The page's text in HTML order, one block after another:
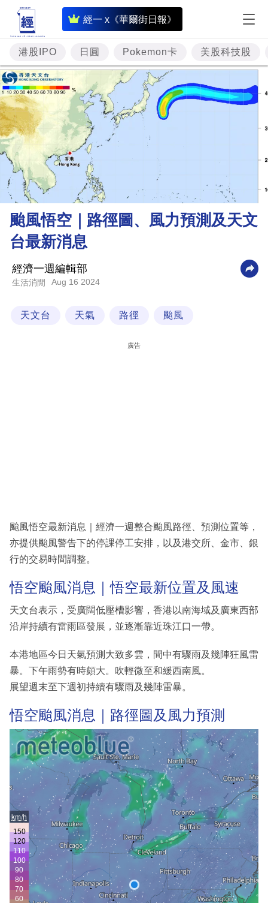
經一 x《華爾街日報》
即
時
財
經
專
題
投
資
樓
理
商
業
科
區
港股IPO 日圓 Pokemon卡 美股科技股
颱風悟空｜路徑圖、風力預測及天文
台最新消息
經濟一週編輯部
生活消閒 Aug 16 2024
天文台 天氣 路徑 颱風
廣告
颱風悟空最新消息｜經濟一週整合颱風路徑、預測位置等，
亦提供颱風警告下的停課停工安排，以及港交所、金市、銀
行的交易時間調整。
悟空颱風消息｜悟空最新位置及風速
天文台表示，受廣闊低壓槽影響，香港以南海域及廣東西部
沿岸持續有雷雨區發展，並逐漸靠近珠江口一帶。
本港地區今日天氣預測大致多雲，間中有驟雨及幾陣狂風雷
暴。下午雨勢有時頗大。吹輕微至和緩西南風。
展望週末至下週初持續有驟雨及幾陣雷暴。
悟空颱風消息｜路徑圖及風力預測